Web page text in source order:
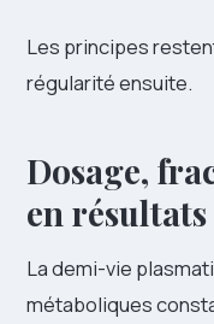
Les principes
régularité ensuite.
Dosage,
en résultats
La demi-vie
métaboliques